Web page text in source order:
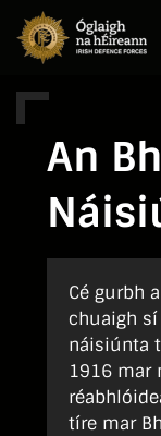
Skip to main
An
Cé gurbh
chuaigh
náisiúnta
1916 mar
tíre mar